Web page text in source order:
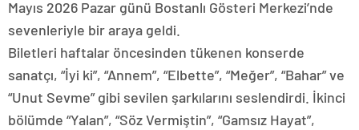
Mayıs 2026 Pazar günü Bostanlı Gösteri Merkezi’nde
sevenleriyle bir araya geldi.
Biletleri haftalar öncesinden tükenen konserde
sanatçı, “İyi ki”, “Annem”, “Elbette”, “Meğer”, “Bahar” ve
“Unut Sevme” gibi sevilen şarkılarını seslendirdi. İkinci
bölümde “Yalan”, “Söz Vermiştin”, “Gamsız Hayat”,